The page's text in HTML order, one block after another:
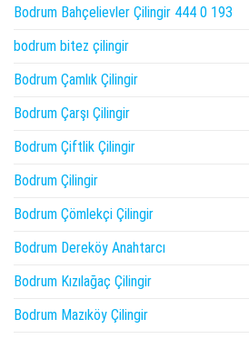
Bodrum Bahçelievler Çilingir 444 0 193
bodrum bitez çilingir
Bodrum Çamlık Çilingir
Bodrum Çarşı Çilingir
Bodrum Çiftlik Çilingir
Bodrum Çilingir
Bodrum Çömlekçi Çilingir
Bodrum Dereköy Anahtarcı
Bodrum Kızılağaç Çilingir
Bodrum Mazıköy Çilingir